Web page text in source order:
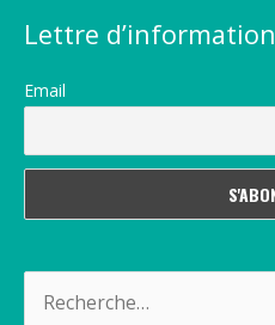
Lettre d’information
Email